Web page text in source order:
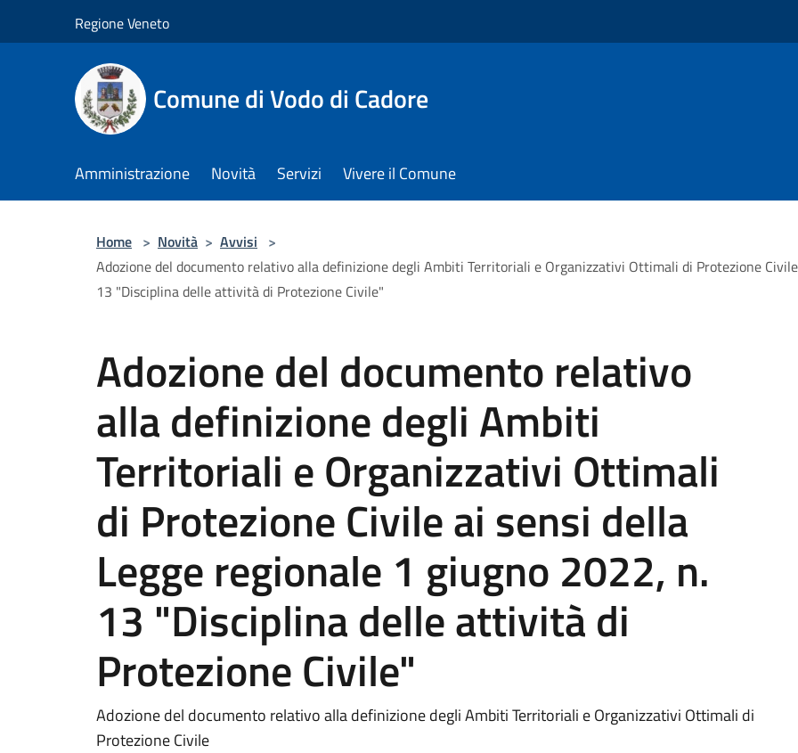
Regione Veneto
Comune di Vodo di Cadore
Amministrazione Novità Servizi Vivere il Comune
Home > Novità > Avvisi >
Adozione del documento relativo alla definizione degli Ambiti Territoriali e Organizzativi Ottimali di Protezione
13 "Disciplina delle attività di Protezione Civile"
Adozione del documento relativo
alla definizione degli Ambiti
Territoriali e Organizzativi Ottimali
di Protezione Civile ai sensi della
Legge regionale 1 giugno 2022, n.
13 "Disciplina delle attività di
Protezione Civile"
Adozione del documento relativo alla definizione degli Ambiti Territoriali e Organizzativi Ottimali di
Protezione Civile